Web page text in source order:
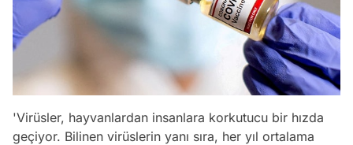
'Virüsler, hayvanlardan insanlara korkutucu bir hızda
geçiyor. Bilinen virüslerin yanı sıra, her yıl ortalama